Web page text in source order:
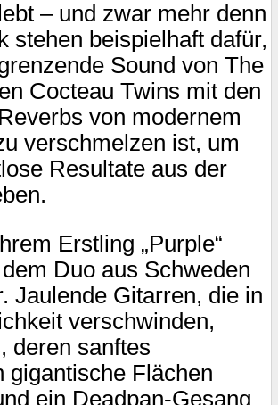
– und zwar mehr denn
stehen beispielhaft dafür,
Sound von The
Cocteau Twins mit den
von modernem
verschmelzen ist, um
Resultate aus der
Erstling „Purple“
Duo aus Schweden
Jaulende Gitarren, die in
verschwinden,
deren sanftes
gigantische Flächen
ein Deadpan-Gesang